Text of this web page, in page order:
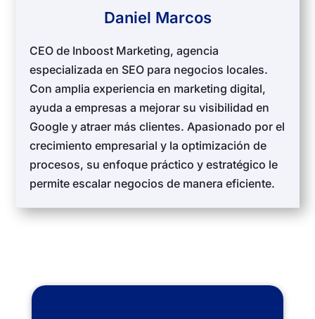
Daniel Marcos
CEO de Inboost Marketing, agencia
especializada en SEO para negocios locales.
Con amplia experiencia en marketing digital,
ayuda a empresas a mejorar su visibilidad en
Google y atraer más clientes. Apasionado por el
crecimiento empresarial y la optimización de
procesos, su enfoque práctico y estratégico le
permite escalar negocios de manera eficiente.